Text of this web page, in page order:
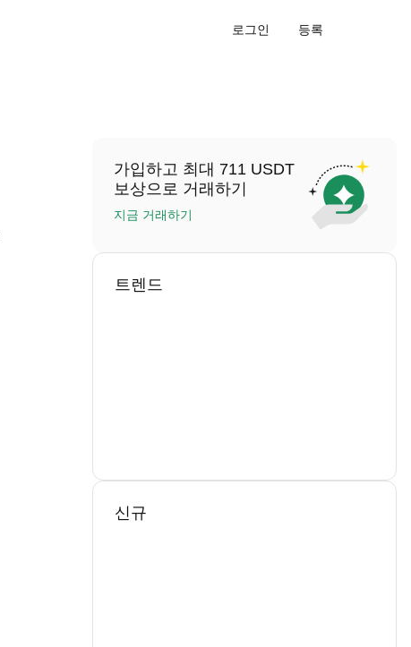
로그인 등록
가입하고 최대 711 USDT
보상으로 거래하기
지금 거래하기
트렌드
신규